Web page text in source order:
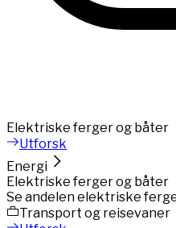
Elektriske ferger og båter
Utforsk
Energi
Elektriske ferger og båter
Se andelen elektriske
Transport og reisevaner